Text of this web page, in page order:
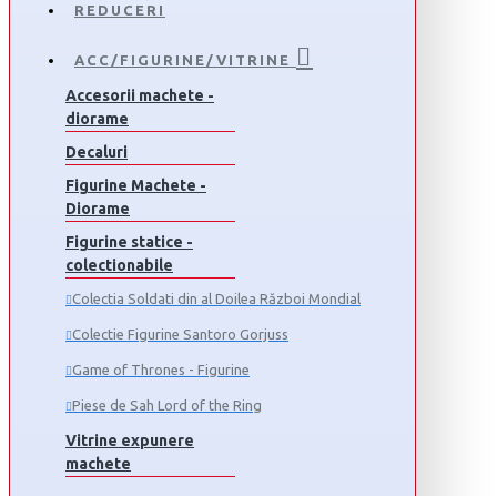
REDUCERI
ACC/FIGURINE/VITRINE
Accesorii machete -
diorame
Decaluri
Figurine Machete -
Diorame
Figurine statice -
colectionabile
Colectia Soldati din al Doilea Război Mondial
Colectie Figurine Santoro Gorjuss
Game of Thrones - Figurine
Piese de Sah Lord of the Ring
Vitrine expunere
machete